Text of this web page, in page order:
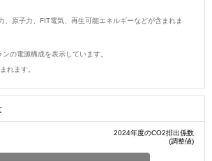
、原子力、FIT電気、再生可能エネルギーなどが含まれま
の電源構成を表示しています。
れます。
2024年度のCO2排出係数
(調整値)